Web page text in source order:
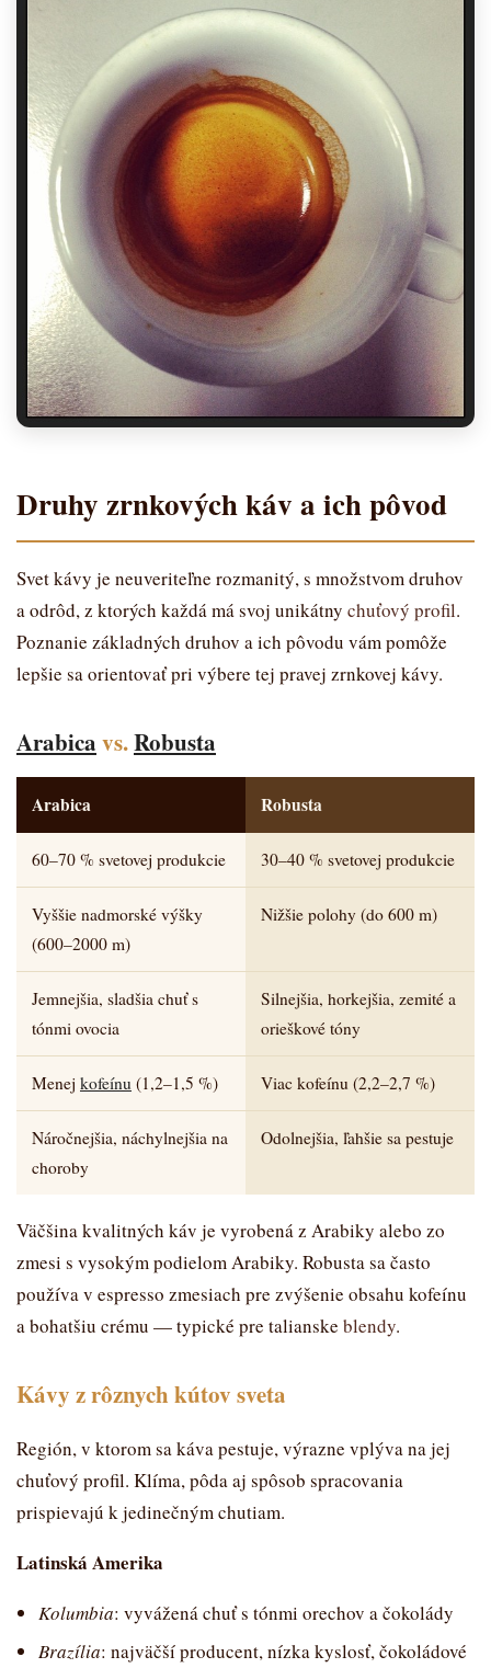
Druhy zrnkových káv a ich pôvod
Svet kávy je neuveriteľne rozmanitý, s množstvom druhov
a odrôd, z ktorých každá má svoj unikátny chuťový profil.
Poznanie základných druhov a ich pôvodu vám pomôže
lepšie sa orientovať pri výbere tej pravej zrnkovej kávy.
Arabica vs.Robusta
Arabica Robusta
60–70 % svetovej produkcie 30–40 % svetovej produkcie
Vyššie nadmorské výšky
(600–2000 m)
Nižšie polohy (do 600 m)
Jemnejšia, sladšia chuť s
tónmi ovocia
Silnejšia, horkejšia, zemité a
orieškové tóny
Menej kofeínu (1,2–1,5 %) Viac kofeínu (2,2–2,7 %)
Náročnejšia, náchylnejšia na
choroby
Odolnejšia, ľahšie sa pestuje
Väčšina kvalitných káv je vyrobená z Arabiky alebo zo
zmesi s vysokým podielom Arabiky. Robusta sa často
používa v espresso zmesiach pre zvýšenie obsahu kofeínu
a bohatšiu crému — typické pre talianske blendy.
Kávy z rôznych kútov sveta
Región, v ktorom sa káva pestuje, výrazne vplýva na jej
chuťový profil. Klíma, pôda aj spôsob spracovania
prispievajú k jedinečným chutiam.
Latinská Amerika
Kolumbia: vyvážená chuť s tónmi orechov a čokolády
Brazília: najväčší producent, nízka kyslosť, čokoládové